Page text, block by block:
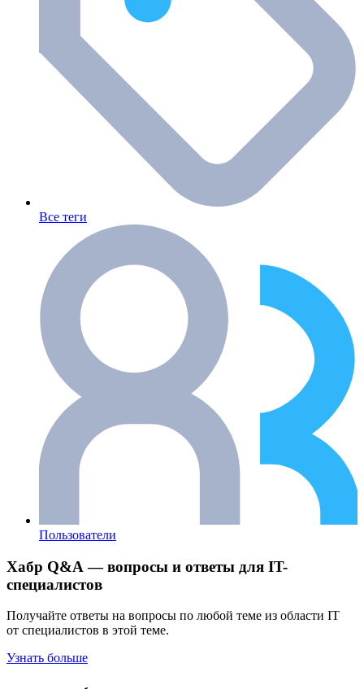
Все теги
Пользователи
Хабр Q&A — вопросы и ответы для IT-
специалистов
Получайте ответы на вопросы по любой теме из области IT
от специалистов в этой теме.
Узнать больше